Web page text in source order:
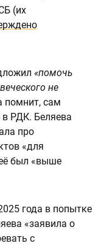
(их
«помочь
не
помнит, сам
в РДК. Беляева
про
«для
был «выше
года в попытке
«заявила о
с